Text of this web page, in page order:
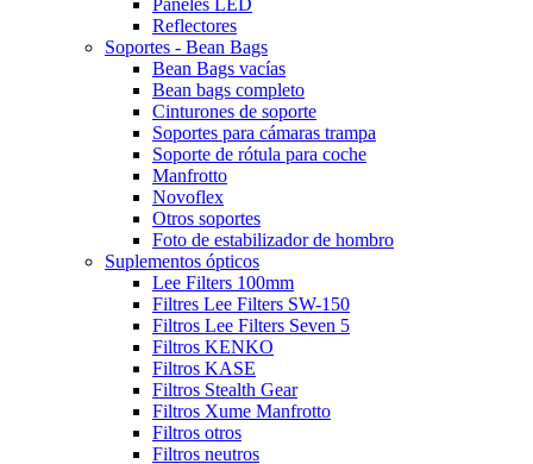
Paneles LED
Reflectores
Soportes - Bean Bags
Bean Bags vacías
Bean bags completo
Cinturones de soporte
Soportes para cámaras trampa
Soporte de rótula para coche
Manfrotto
Novoflex
Otros soportes
Foto de estabilizador de hombro
Suplementos ópticos
Lee Filters 100mm
Filtres Lee Filters SW-150
Filtros Lee Filters Seven 5
Filtros KENKO
Filtros KASE
Filtros Stealth Gear
Filtros Xume Manfrotto
Filtros otros
Filtros neutros